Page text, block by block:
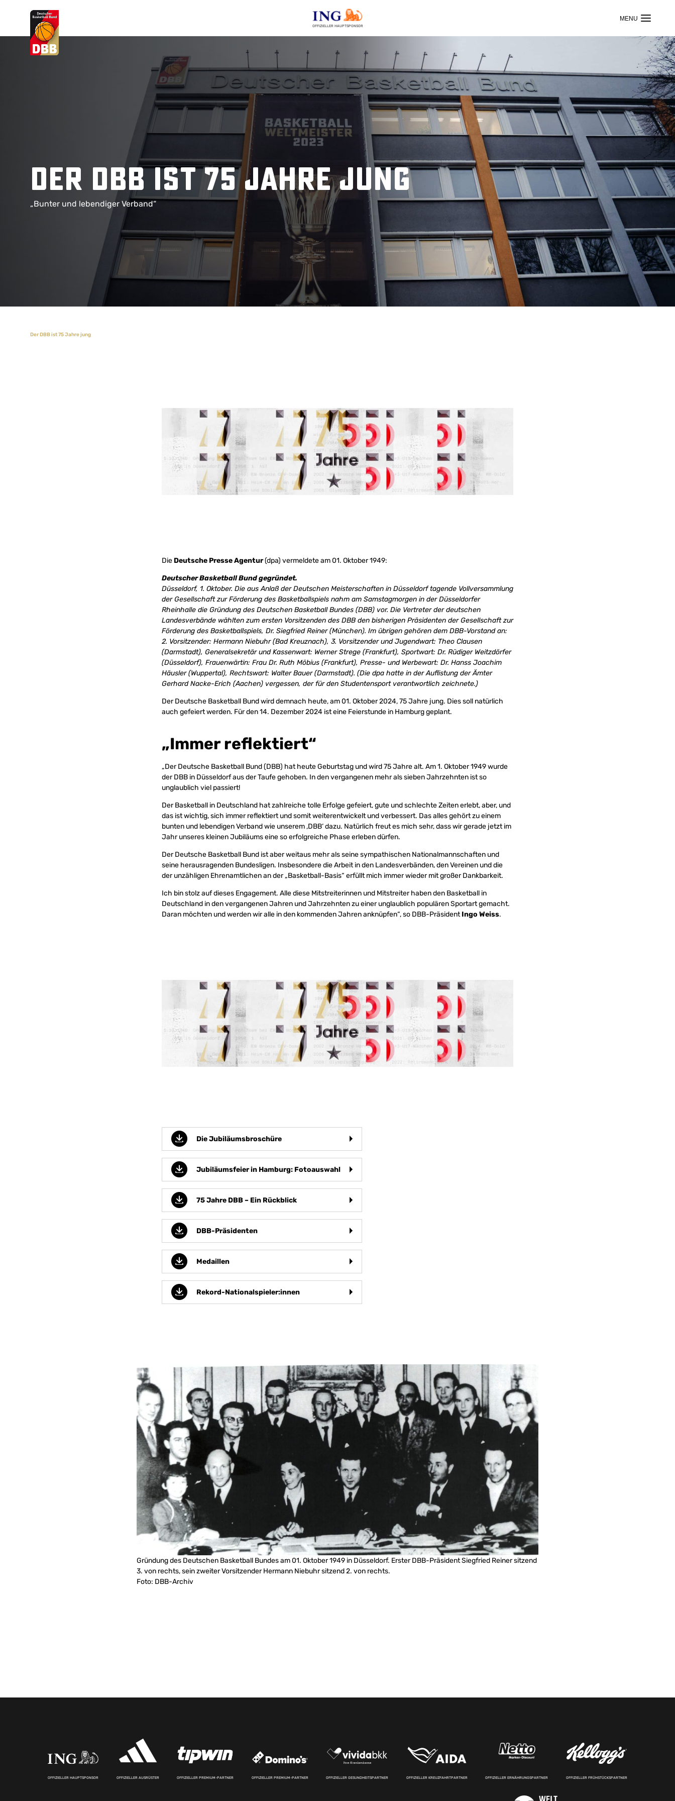
OFFIZIELLER HAUPTSPONSOR
Suchvorschläge
Der DBB ist 75 Jahre jung
„Bunter und lebendiger Verband“
Der DBB ist 75 Jahre jung
Die Deutsche Presse Agentur(dpa) vermeldete am 01. Oktober 1949:
Deutscher Basketball Bund gegründet.
Düsseldorf, 1. Oktober. Die aus Anlaß der Deutschen Meisterschaften in Düsseldorf tagende Vollversammlung
der Gesellschaft zur Förderung des Basketballspiels nahm am Samstagmorgen in der Düsseldorfer
Rheinhalle die Gründung des Deutschen Basketball Bundes (DBB) vor. Die Vertreter der deutschen
Landesverbände wählten zum ersten Vorsitzenden des DBB den bisherigen Präsidenten der Gesellschaft zur
Förderung des Basketballspiels, Dr. Siegfried Reiner (München). Im übrigen gehören dem DBB-Vorstand an:
2. Vorsitzender: Hermann Niebuhr (Bad Kreuznach), 3. Vorsitzender und Jugendwart: Theo Clausen
(Darmstadt), Generalsekretär und Kassenwart: Werner Strege (Frankfurt), Sportwart: Dr. Rüdiger Weitzdörfer
(Düsseldorf), Frauenwärtin: Frau Dr. Ruth Möbius (Frankfurt), Presse- und Werbewart: Dr. Hanss Joachim
Häusler (Wuppertal), Rechtswart: Walter Bauer (Darmstadt). (Die dpa hatte in der Auflistung der Ämter
Gerhard Nacke-Erich (Aachen) vergessen, der für den Studentensport verantwortlich zeichnete.)
Der Deutsche Basketball Bund wird demnach heute, am 01. Oktober 2024, 75 Jahre jung. Dies soll natürlich
auch gefeiert werden. Für den 14. Dezember 2024 ist eine Feierstunde in Hamburg geplant.
„Immer reflektiert“
„Der Deutsche Basketball Bund (DBB) hat heute Geburtstag und wird 75 Jahre alt. Am 1. Oktober 1949 wurde
der DBB in Düsseldorf aus der Taufe gehoben. In den vergangenen mehr als sieben Jahrzehnten ist so
unglaublich viel passiert!
Der Basketball in Deutschland hat zahlreiche tolle Erfolge gefeiert, gute und schlechte Zeiten erlebt, aber, und
das ist wichtig, sich immer reflektiert und somit weiterentwickelt und verbessert. Das alles gehört zu einem
bunten und lebendigen Verband wie unserem ‚DBB‘ dazu. Natürlich freut es mich sehr, dass wir gerade jetzt im
Jahr unseres kleinen Jubiläums eine so erfolgreiche Phase erleben dürfen.
Der Deutsche Basketball Bund ist aber weitaus mehr als seine sympathischen Nationalmannschaften und
seine herausragenden Bundesligen. Insbesondere die Arbeit in den Landesverbänden, den Vereinen und die
der unzähligen Ehrenamtlichen an der „Basketball-Basis“ erfüllt mich immer wieder mit großer Dankbarkeit.
Ich bin stolz auf dieses Engagement. Alle diese Mitstreiterinnen und Mitstreiter haben den Basketball in
Deutschland in den vergangenen Jahren und Jahrzehnten zu einer unglaublich populären Sportart gemacht.
Daran möchten und werden wir alle in den kommenden Jahren anknüpfen“, so DBB-PräsidentIngo Weiss.
Die Jubiläumsbroschüre
Jubiläumsfeier in Hamburg: Fotoauswahl
75 Jahre DBB – Ein Rückblick
DBB-Präsidenten
Medaillen
Rekord-Nationalspieler:innen
Gründung des Deutschen Basketball Bundes am 01. Oktober 1949 in Düsseldorf. Erster DBB-Präsident Siegfried Reiner sitzend
3. von rechts, sein zweiter Vorsitzender Hermann Niebuhr sitzend 2. von rechts.
Foto: DBB-Archiv
OFFIZIELLER HAUPTSPONSOR OFFIZIELLER AUSRÜSTER OFFIZIELLER PREMIUM-PARTNER OFFIZIELLER PREMIUM-PARTNER OFFIZIELLER GESUNDHEITSPARTNER OFFIZIELLER KREUZFAHRTPARTNER OFFIZIELLER ERNÄHRUNGSPARTNER OFFIZIELLER FRÜHSTÜCKSPARTNER